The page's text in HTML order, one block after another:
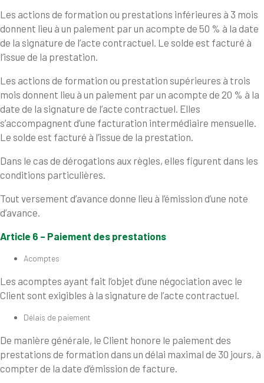
Les actions de formation ou prestations inférieures à 3 mois
donnent lieu à un paiement par un acompte de 50 % à la date
de la signature de l’acte contractuel. Le solde est facturé à
l’issue de la prestation.
Les actions de formation ou prestation supérieures à trois
mois donnent lieu à un paiement par un acompte de 20 % à la
date de la signature de l’acte contractuel. Elles
s’accompagnent d’une facturation intermédiaire mensuelle.
Le solde est facturé à l’issue de la prestation.
Dans le cas de dérogations aux règles, elles figurent dans les
conditions particulières.
Tout versement d’avance donne lieu à l’émission d’une note
d’avance.
Article 6 – Paiement des prestations
Acomptes
Les acomptes ayant fait l’objet d’une négociation avec le
Client sont exigibles à la signature de l’acte contractuel.
Délais de paiement
De manière générale, le Client honore le paiement des
prestations de formation dans un délai maximal de 30 jours, à
compter de la date d’émission de facture.